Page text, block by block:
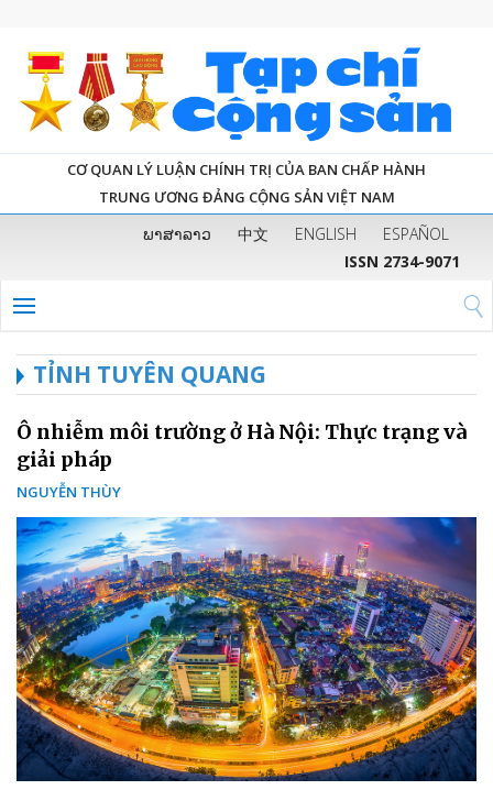
CƠ QUAN LÝ LUẬN CHÍNH TRỊ CỦA BAN CHẤP HÀNH
TRUNG ƯƠNG ĐẢNG CỘNG SẢN VIỆT NAM
ພາສາລາວ 中文 ENGLISH
ESPAÑOL
ISSN 2734-9071
TỈNH TUYÊN QUANG
Ô nhiễm môi trường ở Hà Nội: Thực trạng và
giải pháp
NGUYỄN THÙY